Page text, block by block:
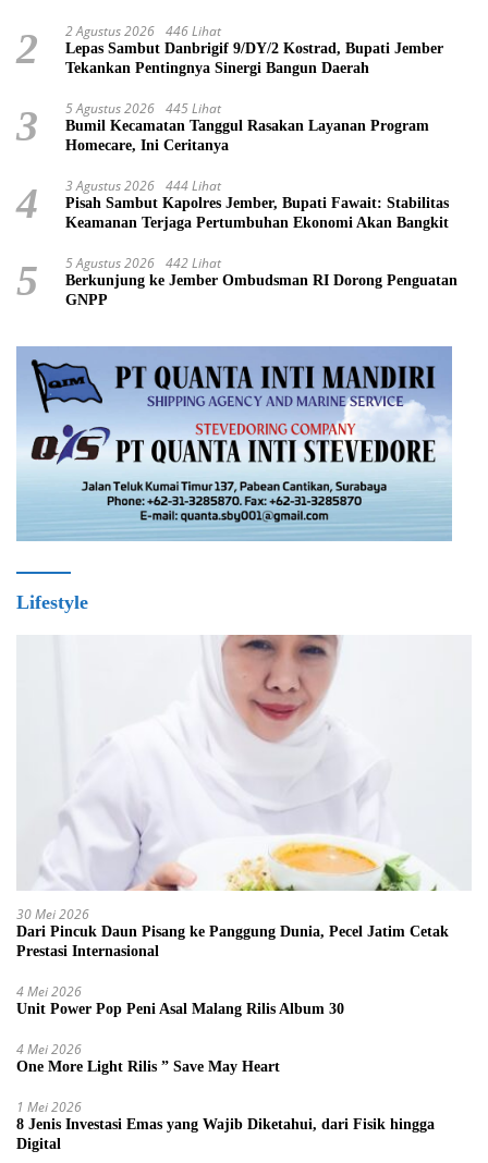
2 2 Agustus 2026 446 Lihat
Lepas Sambut Danbrigif 9/DY/2 Kostrad, Bupati Jember
Tekankan Pentingnya Sinergi Bangun Daerah
3 5 Agustus 2026 445 Lihat
Bumil Kecamatan Tanggul Rasakan Layanan Program
Homecare, Ini Ceritanya
4 3 Agustus 2026 444 Lihat
Pisah Sambut Kapolres Jember, Bupati Fawait: Stabilitas
Keamanan Terjaga Pertumbuhan Ekonomi Akan Bangkit
5 5 Agustus 2026 442 Lihat
Berkunjung ke Jember Ombudsman RI Dorong Penguatan
GNPP
Lifestyle
30 Mei 2026
Dari Pincuk Daun Pisang ke Panggung Dunia, Pecel Jatim Cetak
Prestasi Internasional
4 Mei 2026
Unit Power Pop Peni Asal Malang Rilis Album 30
4 Mei 2026
One More Light Rilis ” Save May Heart
1 Mei 2026
8 Jenis Investasi Emas yang Wajib Diketahui, dari Fisik hingga
Digital